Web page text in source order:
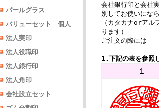
パールグラス
バリューセット 個人
法人実印
法人役職印
法人銀行印
法人角印
会社設立セット
会社銀行印と会社
別してお使いにな
（カタカナorアル
ります）
ご注文の際には
1.下記の表を参照
１